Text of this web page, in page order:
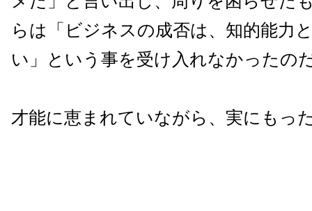
らは「ビジネスの成否は、知的能力
い」という事を受け入れなかったの
才能に恵まれていながら、実にもっ